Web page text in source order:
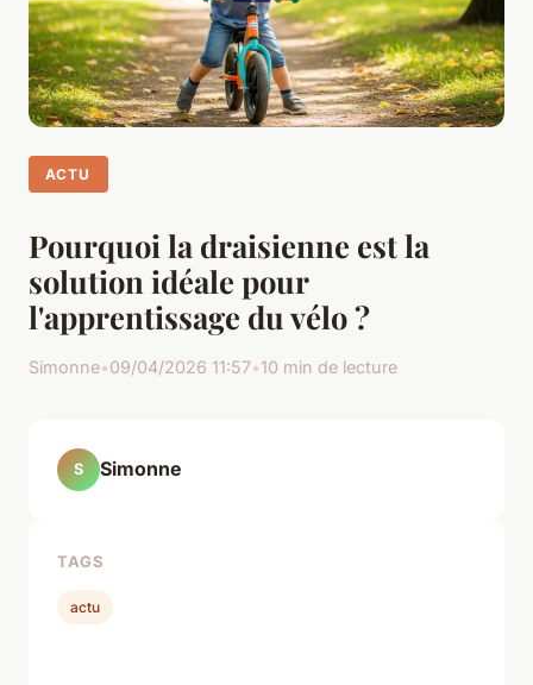
ACTU
Pourquoi la draisienne est la
solution idéale pour
l'apprentissage du vélo ?
Simonne•09/04/2026 11:57•10 min de lecture
S Simonne
TAGS
actu